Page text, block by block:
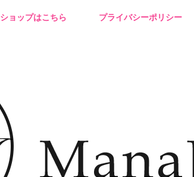
ショップはこちら プライバシーポリシー